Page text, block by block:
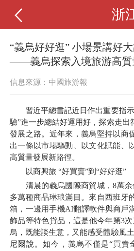
浙
“義烏好好逛” 小場景講好
——義烏探索入境旅游高質
信息來源：中國旅游報
習近平總書記近日作出重要指示
驗”進一步總結好運用好，探索走出
發展之路。近年來，義烏堅持以商
出一條以市場驅動、以文化賦能、
高質量發展新路徑。
以商興旅 “好買賣”到“好好逛”
清晨的義烏國際商貿城，8萬余
多萬種商品琳琅滿目。來自西班牙
箱，一邊用手機AI翻譯軟件與商戶
飾品等特色貨品，這是他今年第3
烏，既能談生意，又能感受體驗風
尼爾說。如今，義烏不僅是“買賣